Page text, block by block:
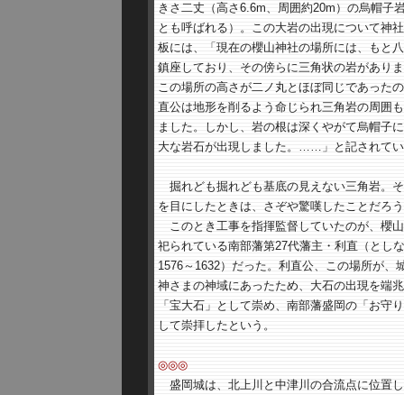
きさ二丈（高さ6.6m、周囲約20m）の烏帽子
とも呼ばれる）。この大岩の出現について神
板には、「現在の櫻山神社の場所には、もと
鎮座しており、その傍らに三角状の岩があり
この場所の高さが二ノ丸とほぼ同じであった
直公は地形を削るよう命じられ三角岩の周囲
ました。しかし、岩の根は深くやがて烏帽子
大な岩石が出現しました。……」と記されて
掘れども掘れども基底の見えない三角岩。
を目にしたときは、さぞや驚嘆したことだろ
このとき工事を指揮監督していたのが、櫻
祀られている南部藩第27代藩主・利直（とし
1576～1632）だった。利直公、この場所が、
神さまの神域にあったため、大石の出現を端
「宝大石」として崇め、南部藩盛岡の「お守
して崇拝したという。
◎◎◎
盛岡城は、北上川と中津川の合流点に位置